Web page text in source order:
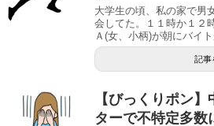
大学生の頃、私の家で男
会してた。１１時か１２
Ａ(女、小柄)が朝にバイ
記事
【びっくりポン
ターで不特定多数